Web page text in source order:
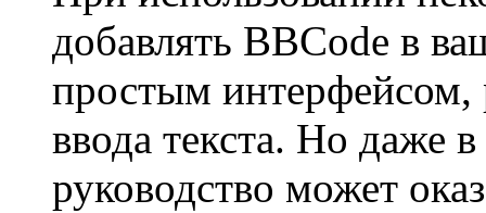
добавлять BBCode в
простым
ввода текста. Но даже
руководство может